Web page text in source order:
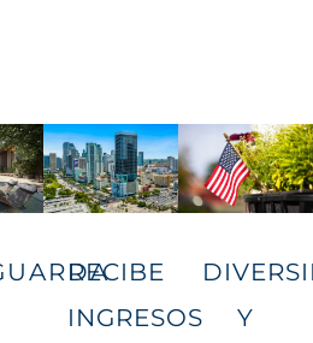
RECIBE
INGRESOS
Y